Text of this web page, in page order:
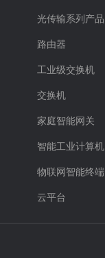
光传输系列产品
路由器
工业级交换机
交换机
家庭智能网关
智能工业计算机
物联网智能终端
云平台